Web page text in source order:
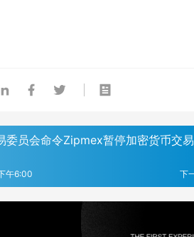
委员会命令Zipmex暂停加密货币交
下
午6:00